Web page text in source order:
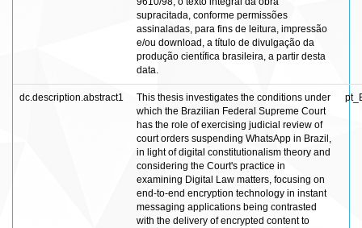
supracitada, conforme permissões
assinaladas, para fins de leitura, impressão
e/ou download, a título de divulgação da
produção científica brasileira, a partir desta
data.
dc.description.abstract1
This thesis investigates the conditions under
which the Brazilian Federal Supreme Court
has the role of exercising judicial review of
court orders suspending WhatsApp in Brazil,
in light of digital constitutionalism theory and
considering the Court's practice in
examining Digital Law matters, focusing on
end-to-end encryption technology in instant
messaging applications being contrasted
with the delivery of encrypted content to